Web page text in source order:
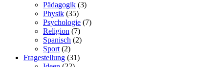
Pädagogik (3)
Physik (35)
Psychologie (7)
Religion (7)
Spanisch (2)
Sport (2)
Fragestellung (31)